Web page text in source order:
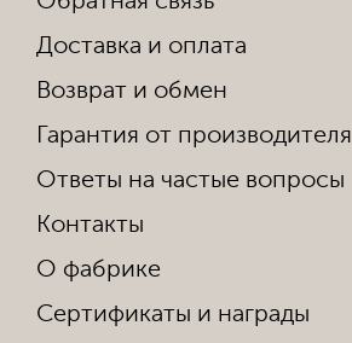
Доставка и оплата
Возврат и обмен
Гарантия от производителя
Ответы на частые вопросы
Контакты
О фабрике
Сертификаты и награды